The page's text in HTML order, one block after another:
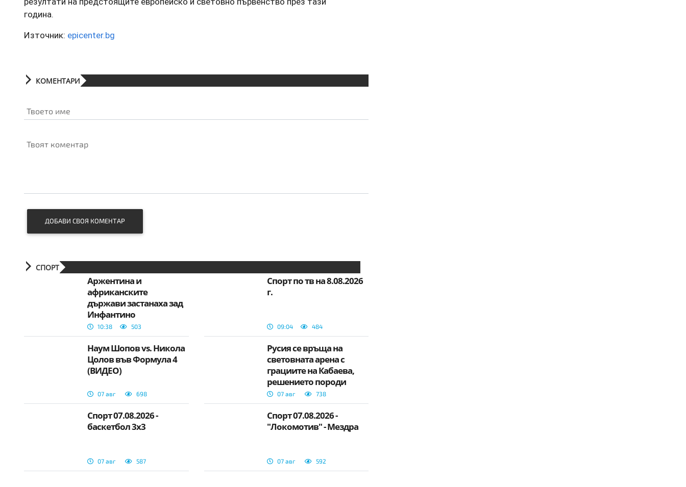
година.
Източник: epicenter.bg
КОМЕНТАРИ
Твоето име
Твоят коментар
ДОБАВИ СВОЯ КОМЕНТАР
СПОРТ
Аржентина и
африканските
държави застанаха зад
Инфантино
10:38 503
Спорт по тв на 8.08.2026
г.
09:04 484
Наум Шопов vs. Никола
Цолов във Формула 4
(ВИДЕО)
07 авг 698
Русия се връща на
световната арена с
грациите на Кабаева,
решението породи
бурни дискусии
07 авг 738
Спорт 07.08.2026 -
баскетбол 3х3
07 авг 587
Спорт 07.08.2026 -
"Локомотив" - Мездра
07 авг 592